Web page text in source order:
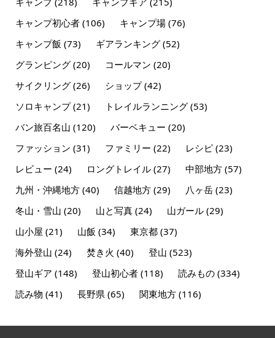
キャンプ初心者(106) キャンプ場(76)
キャンプ飯 (73) ギアランキング(52)
グランピング(20) コールマン (20)
サイクリング(26) ショップ(42)
ソロキャンプ(21) トレイルランニング(53)
バン旅百名山 (120) バーベキュー (20)
ファッション (31) ファミリー (22) レシピ(23)
レビュー (24) ロングトレイル(27) 中部地方(57)
九州・沖縄地方(40) 信越地方(29) 八ヶ岳(23)
冬山・雪山 (20) 山と写真(24) 山ガール(29)
山小屋 (21) 山飯 (34) 東京都(37)
海外登山 (24) 焚き火 (40) 登山 (523)
登山ギア (148) 登山初心者(118) 読みもの(334)
読み物 (41) 長野県 (65) 関東地方(116)